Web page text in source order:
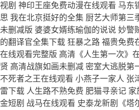
视剧 神印王座免费动漫在线观看 马东
思 我在北京挺好的全集 厨艺大师第三
未删减版 婆婆女婿练瑜伽的说说 妙警
的翻译官全集下载 狂暴之路 福贵免费
在线观看完整版 高清《人生第一次》
贤 高清战旗如画未删减 密室大逃脱第
不死者之王在线观看 小燕子一家人 张
雷下载 人生路不熟免费 肥猫寻亲记
金短剧 战马在线观看 史泰龙新剧《塔